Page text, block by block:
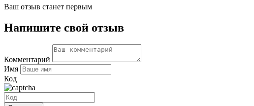
Ваш отзыв станет первым
Напишите свой отзыв
Комментарий
Имя
Код